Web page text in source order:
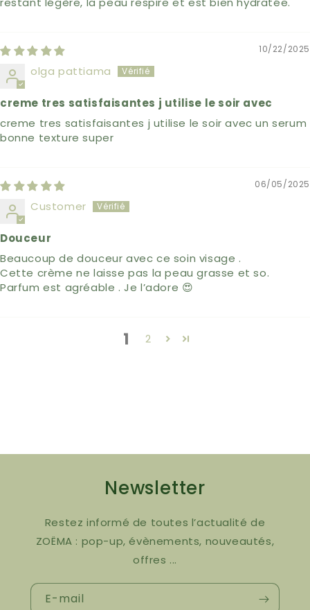
10/22/2025
olga pattiama
creme tres satisfaisantes j utilise le soir avec
creme tres satisfaisantes j utilise le soir avec un serum
bonne texture super
06/05/2025
Customer
Douceur
Beaucoup de douceur avec ce soin visage .
Cette crème ne laisse pas la peau grasse et so.
Parfum est agréable . Je l’adore 😍
1 2
Newsletter
Restez informé de toutes l’actualité de
ZOËMA : pop-up, évènements, nouveautés,
offres ...
E-mail